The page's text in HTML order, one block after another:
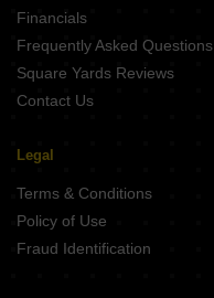
Financials
Frequently Asked Questions
Square Yards Reviews
Contact Us
Legal
Terms & Conditions
Policy of Use
Fraud Identification